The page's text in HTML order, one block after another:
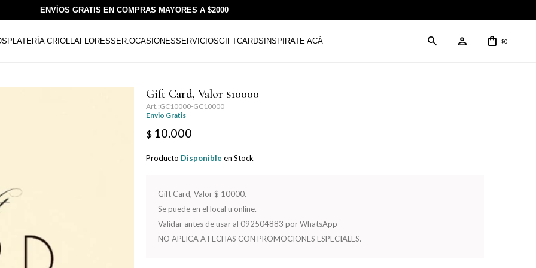
ENVÍOS GRATIS EN COMPRAS MAYORES A $2000
PLATERÍA CRIOLLAFLORESSER.OCASIONESSERVICIOSGIFTCARDS INSPIRATE ACÁ $0
Gift Card, Valor $10000
GC10000-GC10000
Envio Gratis
$ 10.000
Producto Disponible en Stock
Gift Card, Valor $ 10000.
Se puede en el local u online.
Validar antes de usar al 092504883 por WhatsApp
NO APLICA A FECHAS CON PROMOCIONES ESPECIALES.